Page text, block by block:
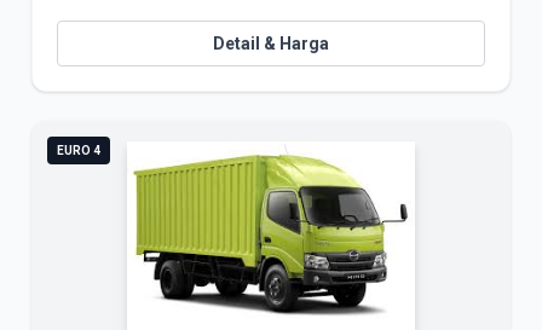
Detail & Harga
EURO 4